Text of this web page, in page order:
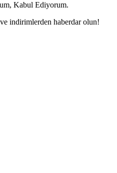
Kabul Ediyorum.
indirimlerden haberdar olun!